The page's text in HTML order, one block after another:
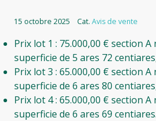
15 octobre 2025 Cat. Avis de vente
Prix lot 1 : 75.000,00 € section A
superficie de 5 ares 72
Prix lot 3 : 65.000,00 € section A
superficie de 6 ares 80
Prix lot 4 : 65.000,00 € section A
superficie de 6 ares 69 centiares.